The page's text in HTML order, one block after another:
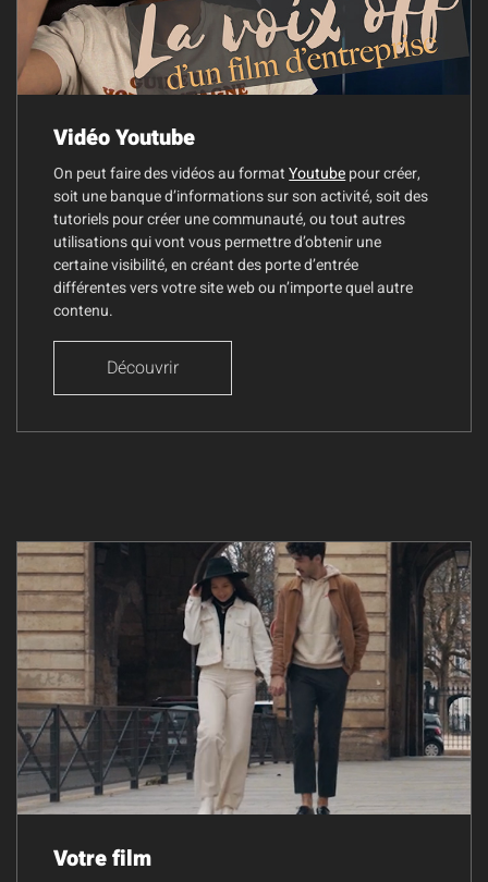
Vidéo Youtube
On peut faire des vidéos au formatYoutubepour créer,
soit une banque d’informations sur son activité, soit des
tutoriels pour créer une communauté, ou tout autres
utilisations qui vont vous permettre d’obtenir une
certaine visibilité, en créant des porte d’entrée
différentes vers votre site web ou n’importe quel autre
contenu.
Découvrir
Votre film